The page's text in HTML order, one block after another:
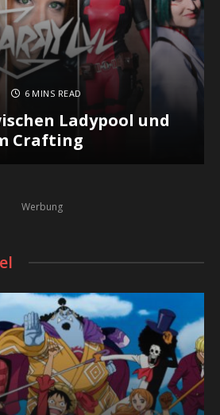
6 MINS READ
Ladypool und
Crafting
Werbung